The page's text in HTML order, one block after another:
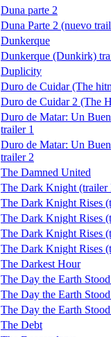
Duna parte 2
Duna Parte 2 (nuevo
Dunkerque
Dunkerque (Dunkirk)
Duplicity
Duro de Cuidar (The
Duro de Cuidar 2 (The
Duro de Matar: Un
trailer 1
Duro de Matar: Un
trailer 2
The Damned United
The Dark Knight (trailer
The Dark Knight Rises
The Dark Knight Rises
The Dark Knight Rises
The Dark Knight Rises
The Darkest Hour
The Day the Earth
The Day the Earth
The Day the Earth
The Debt